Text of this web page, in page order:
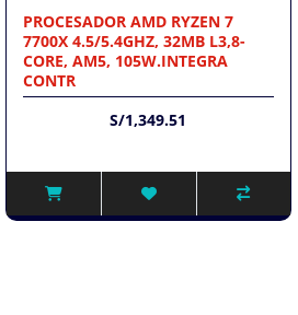
PROCESADOR AMD RYZEN 7
7700X 4.5/5.4GHZ, 32MB L3,8-
CORE, AM5, 105W.INTEGRA
CONTR
S/1,349.51